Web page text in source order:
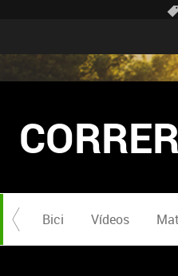
Bici Vídeos